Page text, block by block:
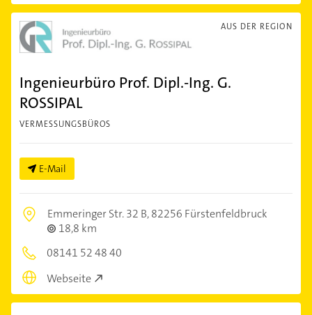
AUS DER REGION
Ingenieurbüro Prof. Dipl.-Ing. G.
ROSSIPAL
VERMESSUNGSBÜROS
E-Mail
Emmeringer Str. 32 B,82256 Fürstenfeldbruck
18,8 km
08141 52 48 40
Webseite